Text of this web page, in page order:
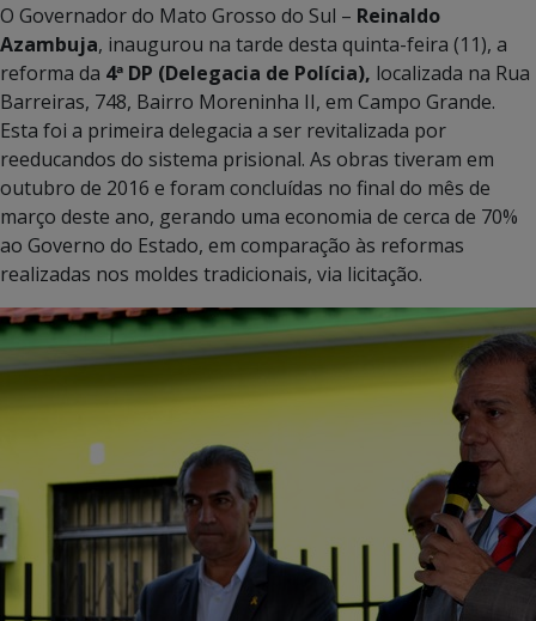
O Governador do Mato Grosso do Sul – Reinaldo
Azambuja, inaugurou na tarde desta quinta-feira (11), a
reforma da 4ª DP (Delegacia de Polícia), localizada na Rua
Barreiras, 748, Bairro Moreninha II, em Campo Grande.
Esta foi a primeira delegacia a ser revitalizada por
reeducandos do sistema prisional. As obras tiveram em
outubro de 2016 e foram concluídas no final do mês de
março deste ano, gerando uma economia de cerca de 70%
ao Governo do Estado, em comparação às reformas
realizadas nos moldes tradicionais, via licitação.